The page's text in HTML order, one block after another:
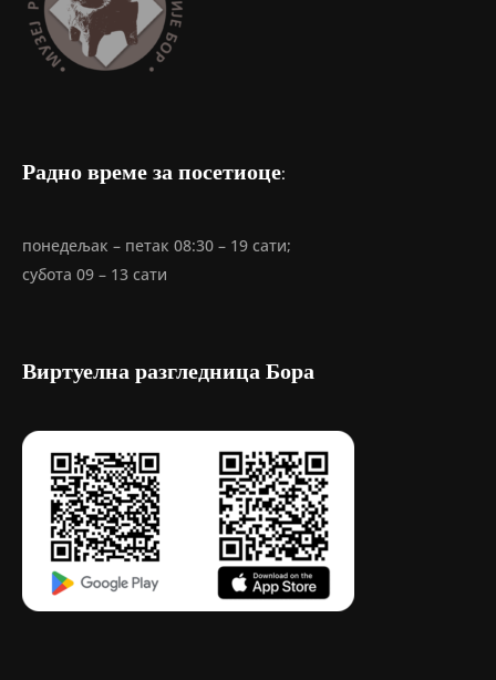
Радно време за посетиоце:
понедељак – петак 08:30 – 19 сати;
субота 09 – 13 сати
Виртуелна разгледница Бора